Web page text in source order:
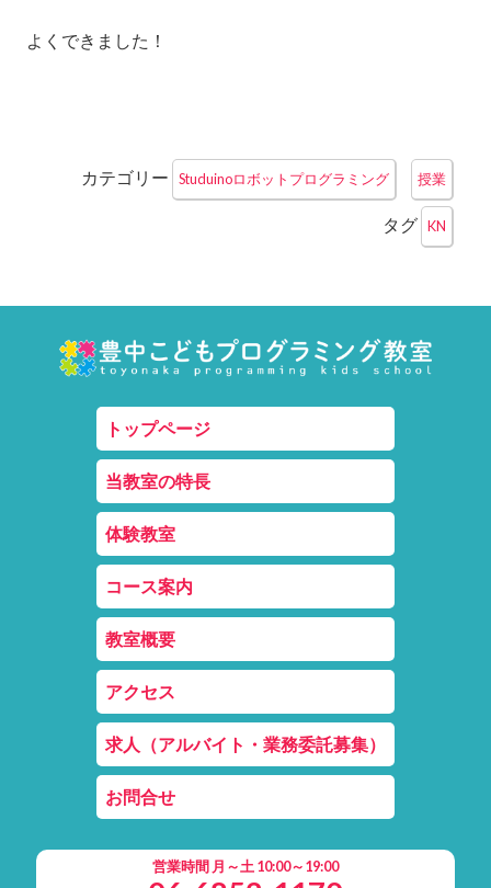
よくできました！
カテゴリー Studuinoロボットプログラミング 授業
タグ KN
トップページ
当教室の特長
体験教室
コース案内
教室概要
アクセス
求人（アルバイト・業務委託募集）
お問合せ
営業時間 月～土 10:00～19:00